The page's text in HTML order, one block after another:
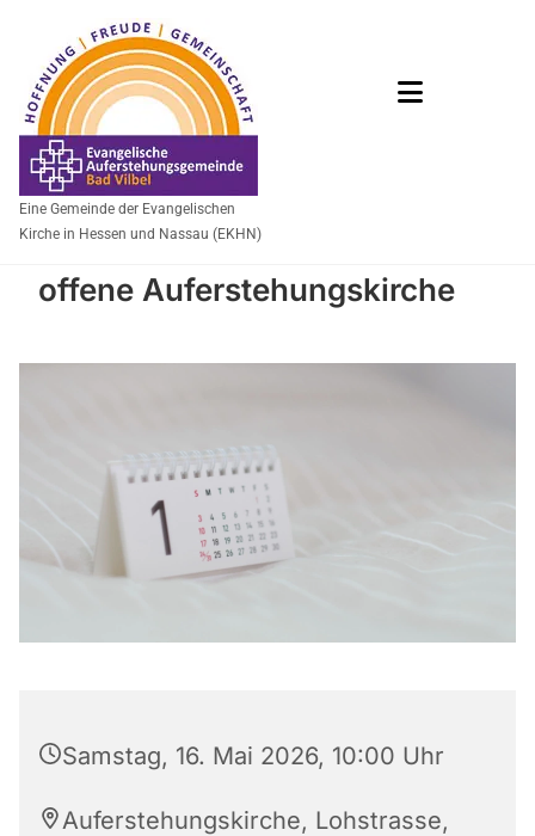
Eine Gemeinde der Evangelischen
Kirche in Hessen und Nassau (EKHN)
offene Auferstehungskirche
Samstag, 16. Mai 2026, 10:00 Uhr
Auferstehungskirche, Lohstrasse,